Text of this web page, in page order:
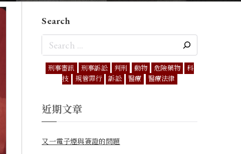
Search
刑事審訊 刑事訴訟 判刑 動物 危險藥物
科
技
規管罪行 訴訟 醫療 醫療法律
近期文章
又一電子煙與簽證的問題